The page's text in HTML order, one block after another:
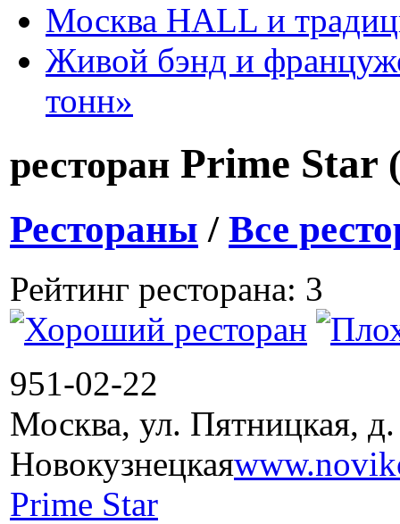
Москва HALL и
Живой бэнд и
тонн»
ресторан Prime Star
Рестораны / Все
Рейтинг ресторана: 3
951-02-22
Москва, ул. Пятницкая,
Новокузнецкая
Prime Star